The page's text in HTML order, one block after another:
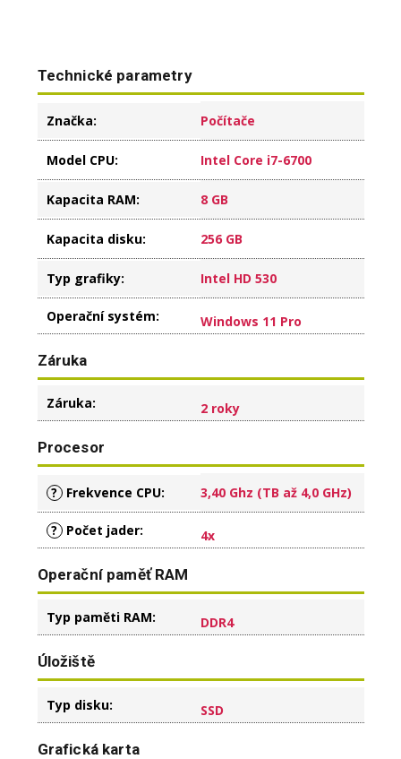
Technické parametry
Značka: Počítače
Model CPU: Intel Core i7-6700
Kapacita RAM: 8 GB
Kapacita disku: 256 GB
Typ grafiky: Intel HD 530
Operační systém: Windows 11 Pro
Záruka
Záruka: 2 roky
Procesor
? Frekvence CPU: 3,40 Ghz (TB až 4,0 GHz)
? Počet jader: 4x
Operační paměť RAM
Typ paměti RAM: DDR4
Úložiště
Typ disku: SSD
Grafická karta